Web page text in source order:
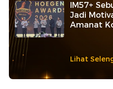
IM57+
Jadi
Amanat
Lihat